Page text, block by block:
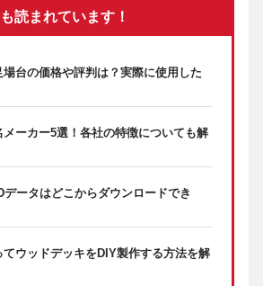
読まれています！
台の価格や評判は？実際に使用した
メーカー5選！各社の特徴についても解
データはどこからダウンロードでき
てウッドデッキをDIY製作する方法を解